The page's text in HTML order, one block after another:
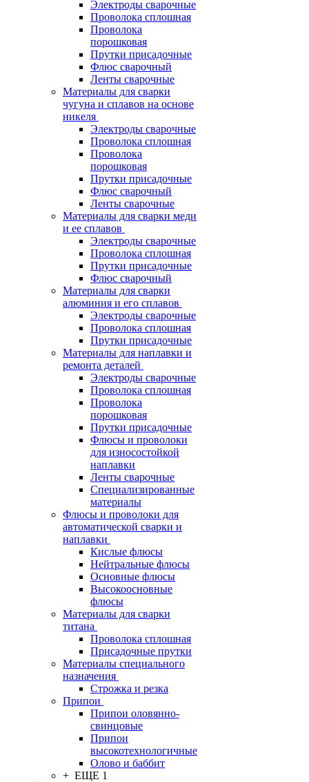
Электроды сварочные
Проволока сплошная
Проволока
порошковая
Прутки присадочные
Флюс сварочный
Ленты сварочные
Материалы для сварки
чугуна и сплавов на основе
никеля
Электроды сварочные
Проволока сплошная
Проволока
порошковая
Прутки присадочные
Флюс сварочный
Ленты сварочные
Материалы для сварки меди
и ее сплавов
Электроды сварочные
Проволока сплошная
Прутки присадочные
Флюс сварочный
Материалы для сварки
алюминия и его сплавов
Электроды сварочные
Проволока сплошная
Прутки присадочные
Материалы для наплавки и
ремонта деталей
Электроды сварочные
Проволока сплошная
Проволока
порошковая
Прутки присадочные
Флюсы и проволоки
для износостойкой
наплавки
Ленты сварочные
Специализированные
материалы
Флюсы и проволоки для
автоматической сварки и
наплавки
Кислые флюсы
Нейтральные флюсы
Основные флюсы
Высокоосновные
флюсы
Материалы для сварки
титана
Проволока сплошная
Присадочные прутки
Материалы специального
назначения
Строжка и резка
Припои
Припои оловянно-
свинцовые
Припои
высокотехнологичные
Олово и баббит
+ ЕЩЕ 1